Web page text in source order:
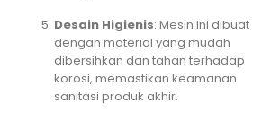
Desain Higienis: Mesin ini dibuat
dengan material yang mudah
dibersihkan dan tahan terhadap
korosi, memastikan keamanan
sanitasi produk akhir.